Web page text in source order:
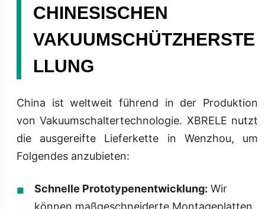
CHINESISCHEN
VAKUUMSCHÜTZHERSTE
LLUNG
China ist weltweit führend in der Produktion
von Vakuumschaltertechnologie. XBRELE nutzt
die ausgereifte Lieferkette in Wenzhou, um
Folgendes anzubieten:
Schnelle Prototypenentwicklung: Wir
können maßgeschneiderte Montageplatten